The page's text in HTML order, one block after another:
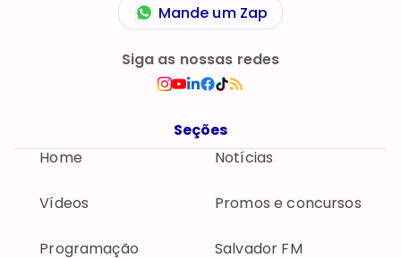
Mande um Zap
Siga as nossas redes
Seções
Home
Notícias
Vídeos Promos e concursos
Programação Salvador FM